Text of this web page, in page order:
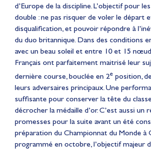
d’Europe de la discipline. L’objectif pour
double : ne pas risquer de voler le départ
disqualification, et pouvoir répondre à
du duo britannique. Dans des conditions
avec un beau soleil et entre 10 et 15
Français ont parfaitement maitrisé leur
dernière course, bouclée en 2e position,
leurs adversaires principaux. Une
suffisante pour conserver la tête du
décrocher la médaille d’or. C’est aussi un
promesses pour la suite avant un été
préparation du Championnat du Monde à
programmé en octobre, l’objectif majeur